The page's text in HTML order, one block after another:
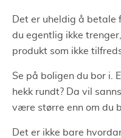
Det er uheldig å
du egentlig ikke
produkt som ikke
Se på boligen du bor i.
hekk rundt? Da vil
være større enn om du
Det er ikke bare